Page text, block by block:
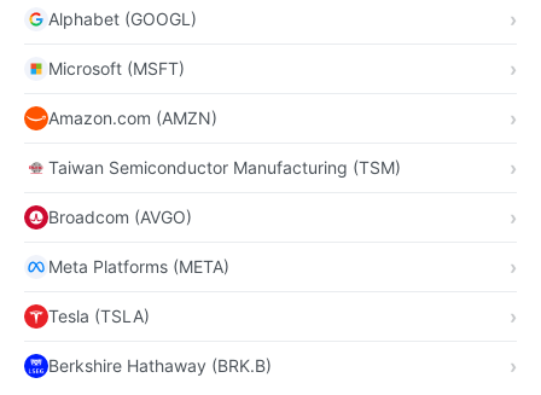
Alphabet (GOOGL)
Microsoft (MSFT)
Amazon.com (AMZN)
Taiwan Semiconductor Manufacturing (TSM)
Broadcom (AVGO)
Meta Platforms (META)
Tesla (TSLA)
Berkshire Hathaway (BRK.B)